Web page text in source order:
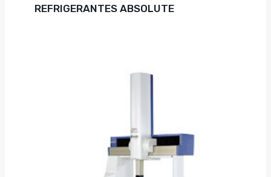
REFRIGERANTES ABSOLUTE